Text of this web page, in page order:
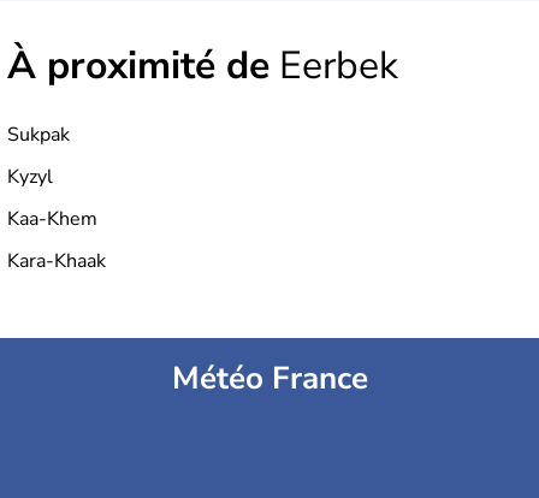
À proximité de Eerbek
Sukpak
Kyzyl
Kaa-Khem
Kara-Khaak
Météo France